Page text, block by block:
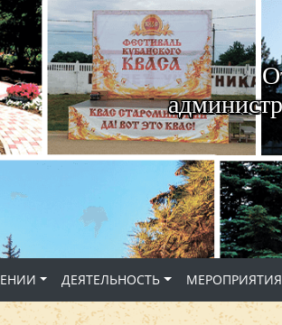
ДЕЯТЕЛЬНОСТЬ МЕРОПРИЯТИЯ